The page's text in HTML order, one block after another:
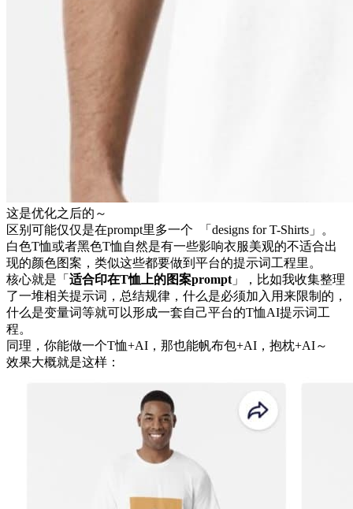
这是优化之后的～
区别可能仅仅是在prompt里多一个 「designs for T-Shirts」。
白色T恤或者黑色T恤自然是有一些影响衣服美观的不适合出
现的颜色图案，类似这些都要做到平台的提示词工程里。
核心就是「 适合印在T恤上的图案prompt 」，比如我收集整理
了一堆相关提示词，总结规律，什么是必须加入用来限制的，
什么是变量词等就可以形成一套自己平台的T恤AI提示词工
程。
同理，你能做一个T恤+AI，那也能帆布包+AI，抱枕+AI～
效果大概就是这样：